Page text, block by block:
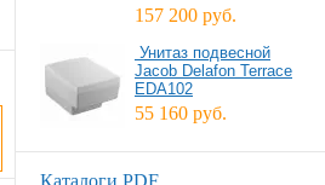
157 200 руб.
Унитаз подвесной
Jacob Delafon Terrace
EDA102
55 160 руб.
Каталоги PDF